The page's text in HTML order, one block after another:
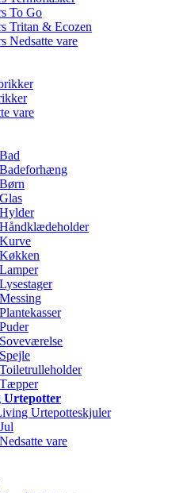
To Go
Tritan & Ecozen
Nedsatte vare
vare
Urtepotter
Urtepotteskjuler
vare